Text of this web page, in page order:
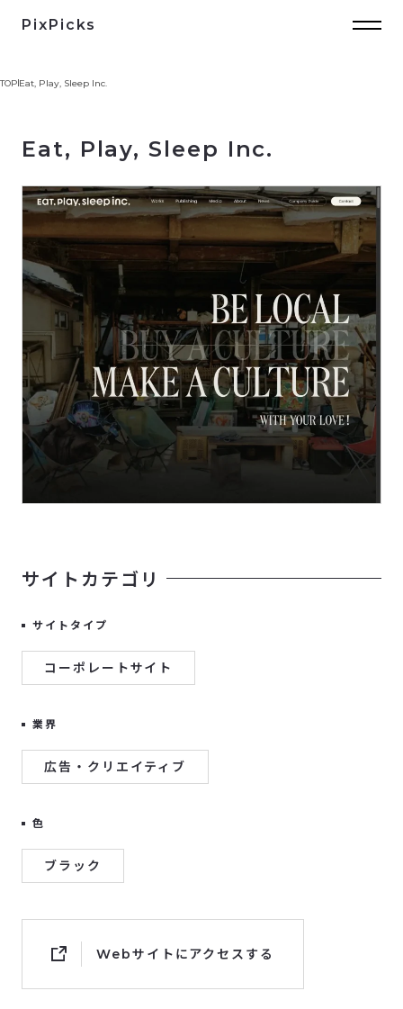
PixPicks
TOP Eat, Play, Sleep Inc.
Eat, Play, Sleep Inc.
サイトカテゴリ
サイトタイプ
コーポレートサイト
業界
広告・クリエイティブ
色
ブラック
Webサイトにアクセスする